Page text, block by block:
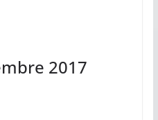
2017